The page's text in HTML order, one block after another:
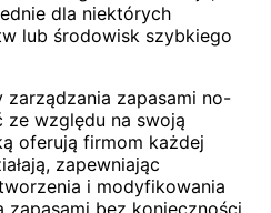
dla niektórych
lub środowisk szybkiego
zapasami no-
ze względu na swoją
oferują firmom każdej
zapewniając
i modyfikowania
zapasami bez konieczności